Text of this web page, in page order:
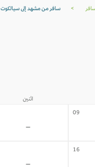
> سافر من مشهد إلى سيالكوت 0
اثنين
09
-
16